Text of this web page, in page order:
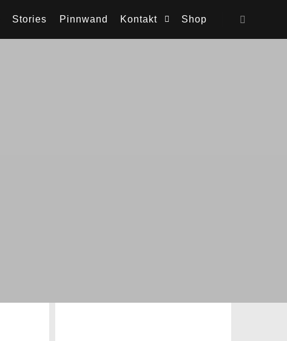
Stories Pinnwand Kontakt Shop